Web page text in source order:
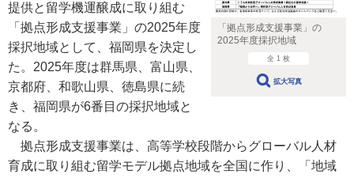
「拠点形成支援事業」の
2025年度採択地域
全 1 枚
拡大写真
提供と留学機運醸成に取り組む
「拠点形成支援事業」の2025年度
採択地域として、福岡県を決定し
た。2025年度は群馬県、富山県、
京都府、和歌山県、徳島県に続
き、福岡県が6番目の採択地域と
なる。
拠点形成支援事業は、高等学校段階からグローバル人材
育成に取り組む留学モデル拠点地域を全国に作り、「地域